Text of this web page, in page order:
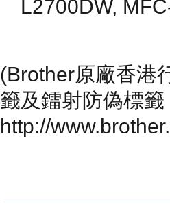
L2700DW,
(Brother原廠香港
籤及鐳射防偽標
http://